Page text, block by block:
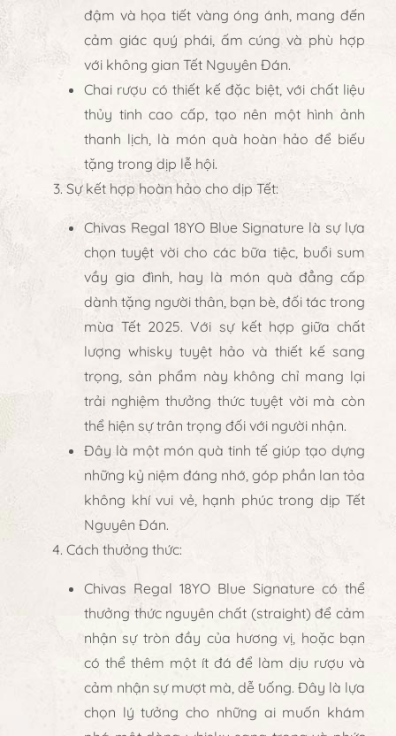
đậm và họa tiết vàng óng ánh, mang đến
cảm giác quý phái, ấm cúng và phù hợp
với không gian Tết Nguyên Đán.
Chai rượu có thiết kế đặc biệt, với chất liệu
thủy tinh cao cấp, tạo nên một hình ảnh
thanh lịch, là món quà hoàn hảo để biếu
tặng trong dịp lễ hội.
Sự kết hợp hoàn hảo cho dịp Tết:
Chivas Regal 18YO Blue Signature là sự lựa
chọn tuyệt vời cho các bữa tiệc, buổi sum
vầy gia đình, hay là món quà đẳng cấp
dành tặng người thân, bạn bè, đối tác trong
mùa Tết 2025. Với sự kết hợp giữa chất
lượng whisky tuyệt hảo và thiết kế sang
trọng, sản phẩm này không chỉ mang lại
trải nghiệm thưởng thức tuyệt vời mà còn
thể hiện sự trân trọng đối với người nhận.
Đây là một món quà tinh tế giúp tạo dựng
những kỷ niệm đáng nhớ, góp phần lan tỏa
không khí vui vẻ, hạnh phúc trong dịp Tết
Nguyên Đán.
Cách thưởng thức:
Chivas Regal 18YO Blue Signature có thể
thưởng thức nguyên chất (straight) để cảm
nhận sự tròn đầy của hương vị, hoặc bạn
có thể thêm một ít đá để làm dịu rượu và
cảm nhận sự mượt mà, dễ uống. Đây là lựa
chọn lý tưởng cho những ai muốn khám